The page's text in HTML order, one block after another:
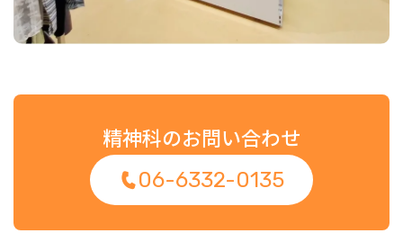
精神科のお問い合わせ
06-6332-0135